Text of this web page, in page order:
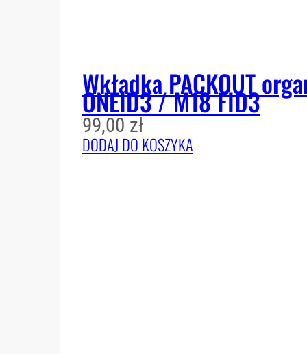
Wkładka PACKOUT
ONEID3 / M18 FID3
99,00 zł
DODAJ DO KOSZYKA